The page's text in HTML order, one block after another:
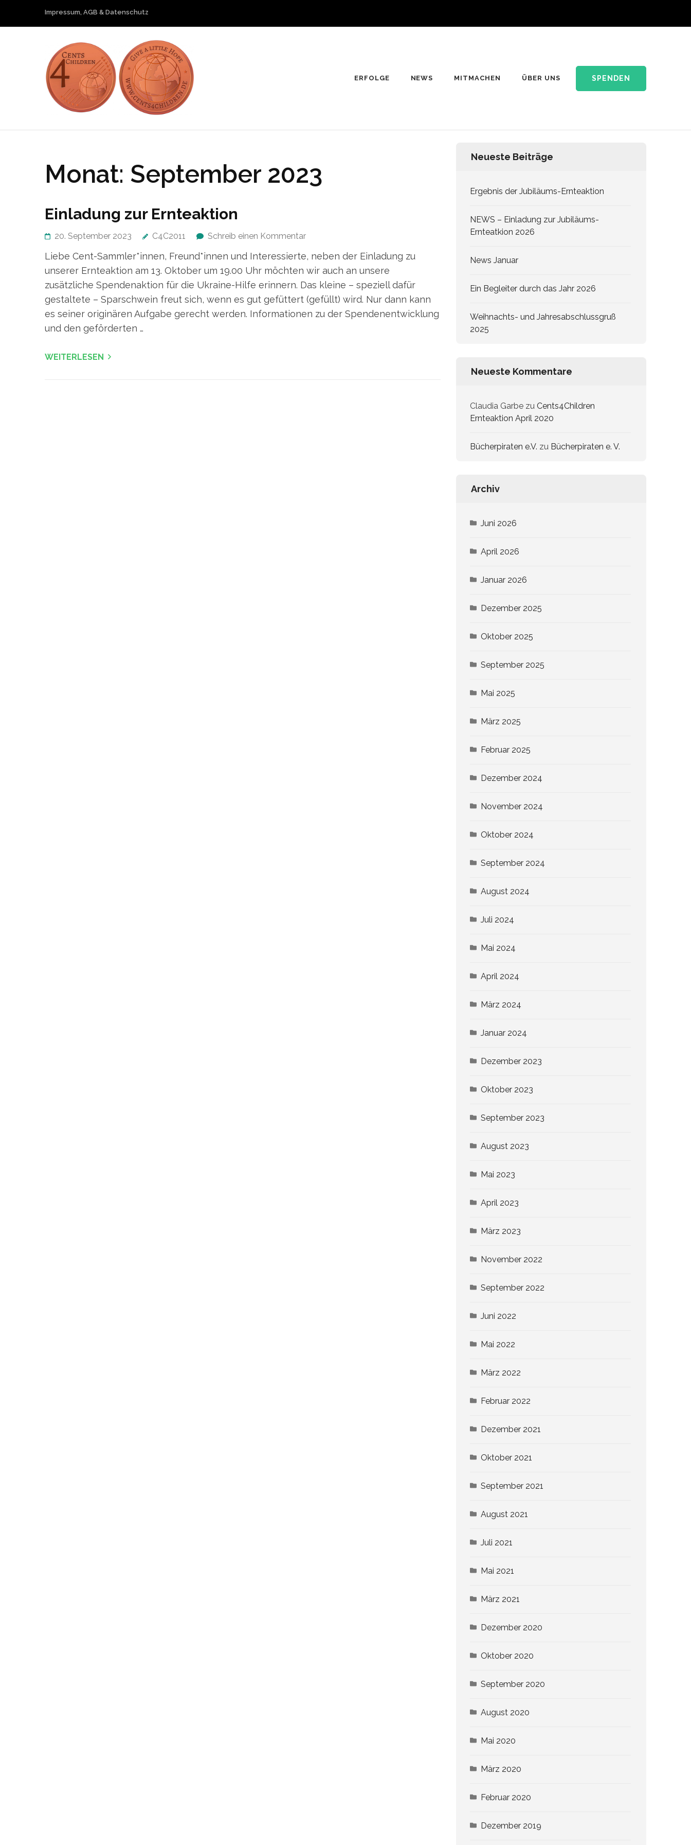
Impressum, AGB & Datenschutz
ERFOLGE NEWS MITMACHEN ÜBER UNS SPENDEN
Monat: September 2023
Einladung zur Ernteaktion
20. September 2023 C4C2011 Schreib einen Kommentar
Liebe Cent-Sammler*innen, Freund*innen und Interessierte, neben der Einladung zu
unserer Ernteaktion am 13. Oktober um 19.00 Uhr möchten wir auch an unsere
zusätzliche Spendenaktion für die Ukraine-Hilfe erinnern. Das kleine – speziell dafür
gestaltete – Sparschwein freut sich, wenn es gut gefüttert (gefüllt) wird. Nur dann kann
es seiner originären Aufgabe gerecht werden. Informationen zu der Spendenentwicklung
und den geförderten …
WEITERLESEN
Neueste Beiträge
Ergebnis der Jubiläums-Ernteaktion
NEWS – Einladung zur Jubiläums-
Ernteatkion 2026
News Januar
Ein Begleiter durch das Jahr 2026
Weihnachts- und Jahresabschlussgruß
2025
Neueste Kommentare
Claudia Garbe zu Cents4Children
Ernteaktion April 2020
Bücherpiraten e.V. zu Bücherpiraten e. V.
Archiv
Juni 2026
April 2026
Januar 2026
Dezember 2025
Oktober 2025
September 2025
Mai 2025
März 2025
Februar 2025
Dezember 2024
November 2024
Oktober 2024
September 2024
August 2024
Juli 2024
Mai 2024
April 2024
März 2024
Januar 2024
Dezember 2023
Oktober 2023
September 2023
August 2023
Mai 2023
April 2023
März 2023
November 2022
September 2022
Juni 2022
Mai 2022
März 2022
Februar 2022
Dezember 2021
Oktober 2021
September 2021
August 2021
Juli 2021
Mai 2021
März 2021
Dezember 2020
Oktober 2020
September 2020
August 2020
Mai 2020
März 2020
Februar 2020
Dezember 2019